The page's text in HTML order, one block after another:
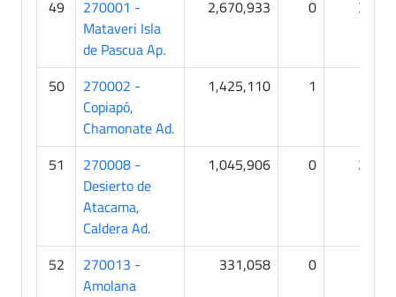
49
270001 -
Mataveri Isla
de Pascua Ap.
2,670,933 0 38
50
270002 -
Copiapó,
Chamonate Ad.
1,425,110 1
51
270008 -
Desierto de
Atacama,
Caldera Ad.
1,045,906 0 22
52
270013 -
Amolana
331,058 0